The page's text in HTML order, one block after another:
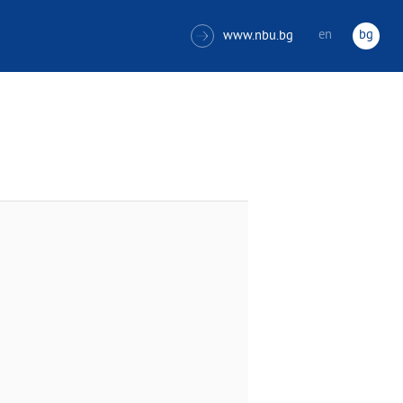
 www.nbu.bg en bg